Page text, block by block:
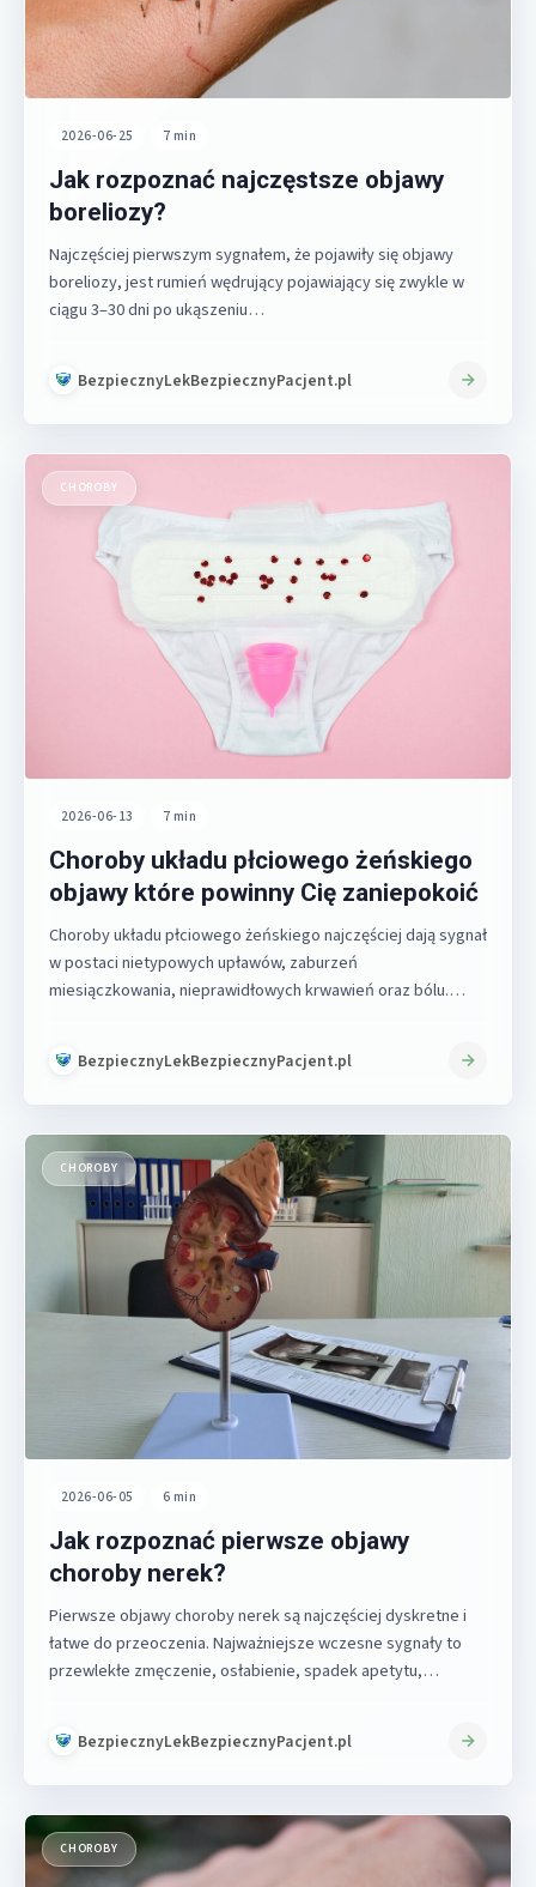
2026-06-25 7 min
Jak rozpoznać najczęstsze objawy
boreliozy?
Najczęściej pierwszym sygnałem, że pojawiły się objawy
boreliozy, jest rumień wędrujący pojawiający się zwykle w
ciągu 3–30 dni po ukąszeniu…
BezpiecznyLekBezpiecznyPacjent.pl
CHOROBY
2026-06-13 7 min
Choroby układu płciowego żeńskiego
objawy które powinny Cię zaniepokoić
Choroby układu płciowego żeńskiego najczęściej dają sygnał
w postaci nietypowych upławów, zaburzeń
miesiączkowania, nieprawidłowych krwawień oraz bólu.
BezpiecznyLekBezpiecznyPacjent.pl
CHOROBY
2026-06-05 6 min
Jak rozpoznać pierwsze objawy
choroby nerek?
Pierwsze objawy choroby nerek są najczęściej dyskretne i
łatwe do przeoczenia. Najważniejsze wczesne sygnały to
przewlekłe zmęczenie, osłabienie, spadek apetytu,…
BezpiecznyLekBezpiecznyPacjent.pl
CHOROBY